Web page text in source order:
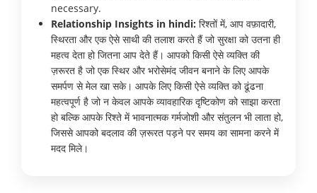
necessary.
Relationship Insights in hindi: रिश्तों में, आप वफ़ादारी,
स्थिरता और एक ऐसे साथी की तलाश करते हैं जो सुरक्षा को उतना ही
महत्व देता हो जितना आप देते हैं। आपको किसी ऐसे व्यक्ति की
ज़रूरत है जो एक स्थिर और भरोसेमंद जीवन बनाने के लिए आपके
समर्पण से मेल खा सके। आपके लिए किसी ऐसे व्यक्ति को ढूंढना
महत्वपूर्ण है जो न केवल आपके व्यावहारिक दृष्टिकोण को साझा करता
हो बल्कि आपके रिश्ते में भावनात्मक गर्मजोशी और संतुलन भी लाता हो,
जिससे आपको बदलाव की ज़रूरत पड़ने पर समय का सामना करने में
मदद मिले।